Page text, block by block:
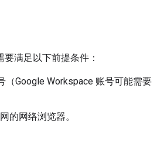
满足以下前提条件：
（Google Workspace 账号可能需要
的网络浏览器。